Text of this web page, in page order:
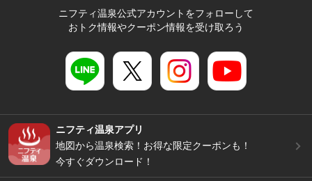
ニフティ温泉公式アカウントをフォローして
おトク情報やクーポン情報を受け取ろう
ニフティ温泉アプリ
地図から温泉検索！お得な限定クーポンも！
今すぐダウンロード！